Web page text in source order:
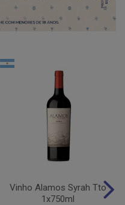
Vinho Alamos Syrah Tto
1x750ml